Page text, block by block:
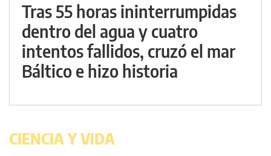
Tras 55 horas ininterrumpidas
dentro del agua y cuatro
intentos fallidos, cruzó el mar
Báltico e hizo historia
CIENCIA Y VIDA